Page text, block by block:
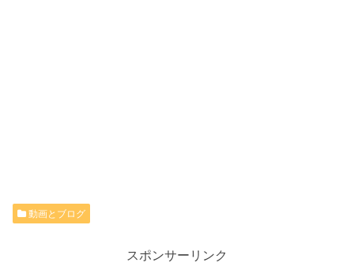
動画とブログ
スポンサーリンク